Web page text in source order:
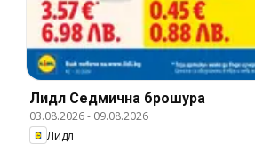
Лидл Cедмична брошура
03.08.2026- 09.08.2026
Лидл